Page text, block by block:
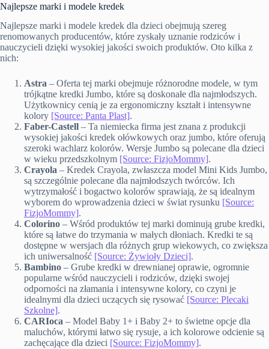
Najlepsze marki i modele kredek
Najlepsze marki i modele kredek dla dzieci obejmują szereg
renomowanych producentów, które zyskały uznanie rodziców i
nauczycieli dzięki wysokiej jakości swoich produktów. Oto kilka z
nich:
Astra – Oferta tej marki obejmuje różnorodne modele, w tym
trójkątne kredki Jumbo, które są doskonałe dla najmłodszych.
Użytkownicy cenią je za ergonomiczny kształt i intensywne
kolory [Source: Panta Plast].
Faber-Castell – Ta niemiecka firma jest znana z produkcji
wysokiej jakości kredek ołówkowych oraz jumbo, które oferują
szeroki wachlarz kolorów. Wersje Jumbo są polecane dla dzieci
w wieku przedszkolnym [Source: FizjoMommy].
Crayola – Kredek Crayola, zwłaszcza model Mini Kids Jumbo,
są szczególnie polecane dla najmłodszych twórców. Ich
wytrzymałość i bogactwo kolorów sprawiają, że są idealnym
wyborem do wprowadzenia dzieci w świat rysunku [Source:
FizjoMommy].
Colorino – Wśród produktów tej marki dominują grube kredki,
które są łatwe do trzymania w małych dłoniach. Kredki te są
dostępne w wersjach dla różnych grup wiekowych, co zwiększa
ich uniwersalność [Source: Żywioły Dzieci].
Bambino – Grube kredki w drewnianej oprawie, ogromnie
popularne wśród nauczycieli i rodziców, dzięki swojej
odporności na złamania i intensywne kolory, co czyni je
idealnymi dla dzieci uczących się rysować [Source: Plecaki
Szkolne].
CARIoca – Model Baby 1+ i Baby 2+ to świetne opcje dla
maluchów, którymi łatwo się rysuje, a ich kolorowe odcienie są
zachęcające dla dzieci [Source: FizjoMommy].